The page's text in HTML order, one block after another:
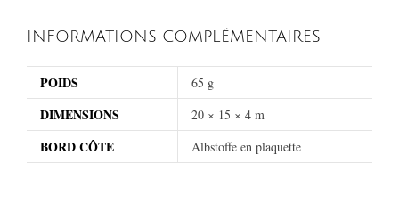
INFORMATIONS COMPLÉMENTAIRES
POIDS 65 g
DIMENSIONS 20 × 15 × 4 m
BORD CÔTE Albstoffe en plaquette